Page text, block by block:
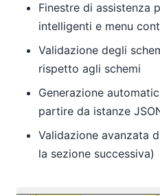
Finestre di assistenza
intelligenti e menu
Validazione degli
rispetto agli schemi
Generazione
partire da istanze
Validazione avanzata
la sezione successiva)